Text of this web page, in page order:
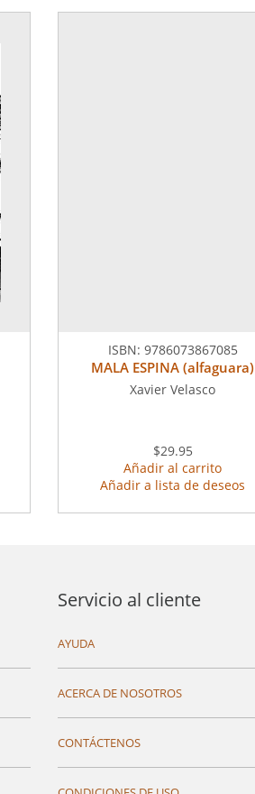
ISBN: 9786073867085
MALA ESPINA (alfaguara)
Xavier Velasco
$29.95
Añadir al carrito
Añadir a lista de deseos
Servicio al cliente
AYUDA
ACERCA DE NOSOTROS
CONTÁCTENOS